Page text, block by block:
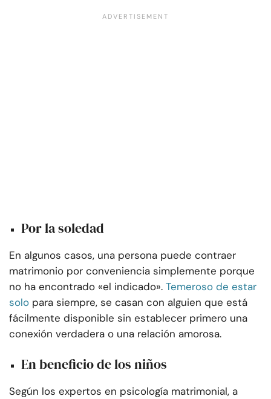
Por la soledad
En algunos casos, una persona puede contraer
matrimonio por conveniencia simplemente porque
no ha encontrado «el indicado». Temeroso de estar
solo para siempre, se casan con alguien que está
fácilmente disponible sin establecer primero una
conexión verdadera o una relación amorosa.
En beneficio de los niños
Según los expertos en psicología matrimonial, a